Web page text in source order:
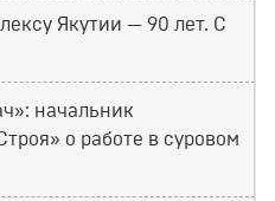
Якутии — 90 лет. С
начальник
о работе в суровом